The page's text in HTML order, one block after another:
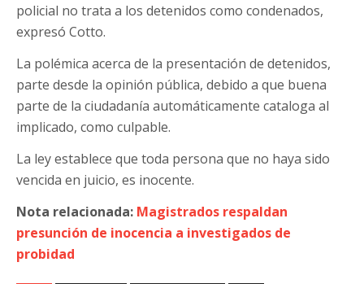
policial no trata a los detenidos como condenados,
expresó Cotto.
La polémica acerca de la presentación de detenidos,
parte desde la opinión pública, debido a que buena
parte de la ciudadanía automáticamente cataloga al
implicado, como culpable.
La ley establece que toda persona que no haya sido
vencida en juicio, es inocente.
Nota relacionada: Magistrados respaldan
presunción de inocencia a investigados de
probidad